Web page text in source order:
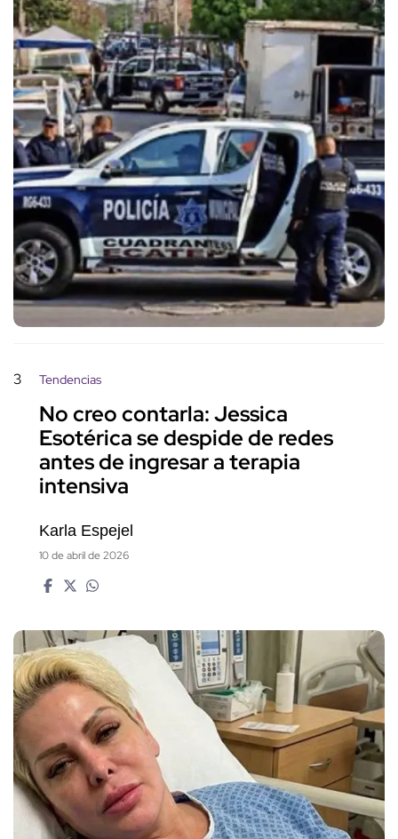
3 Tendencias
No creo contarla: Jessica
Esotérica se despide de redes
antes de ingresar a terapia
intensiva
Karla Espejel
10 de abril de 2026